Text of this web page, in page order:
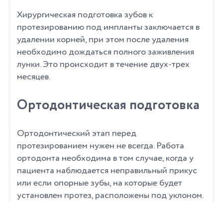
Хирургическая подготовка зубов к
протезированию под импланты заключается в
удалении корней, при этом после удаления
необходимо дождаться полного заживления
лунки. Это происходит в течение двух-трех
месяцев.
Ортодонтическая подготовка
Ортодонтический этап перед
протезированием нужен не всегда. Работа
ортодонта необходима в том случае, когда у
пациента наблюдается неправильный прикус
или если опорные зубы, на которые будет
установлен протез, расположены под уклоном.